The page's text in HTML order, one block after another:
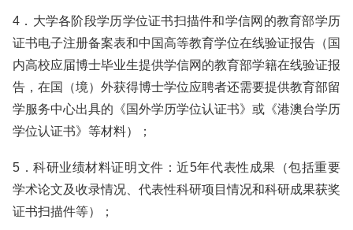
4．大学各阶段学历学位证书扫描件和学信网的教育部学历
证书电子注册备案表和中国高等教育学位在线验证报告（国
内高校应届博士毕业生提供学信网的教育部学籍在线验证报
告，在国（境）外获得博士学位应聘者还需要提供教育部留
学服务中心出具的《国外学历学位认证书》或《港澳台学历
学位认证书》等材料）；
5．科研业绩材料证明文件：近5年代表性成果（包括重要
学术论文及收录情况、代表性科研项目情况和科研成果获奖
证书扫描件等）；